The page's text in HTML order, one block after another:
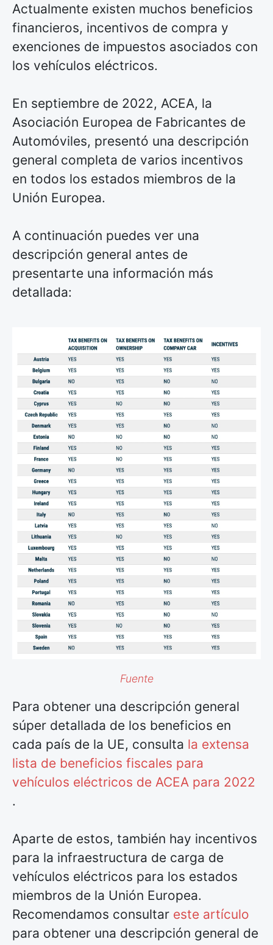
Actualmente existen muchos beneficios
financieros, incentivos de compra y
exenciones de impuestos asociados con
los vehículos eléctricos.
En septiembre de 2022, ACEA, la
Asociación Europea de Fabricantes de
Automóviles, presentó una descripción
general completa de varios incentivos
en todos los estados miembros de la
Unión Europea.
A continuación puedes ver una
descripción general antes de
presentarte una información más
detallada:
Fuente
Para obtener una descripción general
súper detallada de los beneficios en
cada país de la UE, consulta la extensa
lista de beneficios fiscales para
vehículos eléctricos de ACEA para 2022
.
Aparte de estos, también hay incentivos
para la infraestructura de carga de
vehículos eléctricos para los estados
miembros de la Unión Europea.
Recomendamos consultar este artículo
para obtener una descripción general de